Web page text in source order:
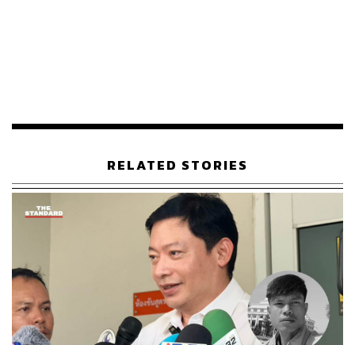
วิทยาลัยนาฏศิลปกาฬสินธุ์ผนวกด้วยวงโปงลางจำนวน 232
อนุบาลและชั้นประถมศึกษาจาก 55 โรงเรียน เล่นประจำราง
เป็น ‘ต้นกล้าโปงลาง’ ที่ร่วมบรรเลงอย่างยิ่งใหญ่อลังการ
​เป็นการนำเอาอัตลักษณ์และภูมิปัญญาท้องถิ่น โดยเฉพาะ
โปงลางที่เลอค่า มาสร้างให้เป็นมูลค่าเศรษฐกิจเชิง
สร้างสรรค์อย่างยั่งยืน และหมายมุ่งให้โปงลางเป็นสัญลักษณ์
ที่จำหลัก เป็นภูมิบ้านภูมิเมืองกาฬสินธุ์ไว้อย่างมั่นคงและ
ยั่งยืนสืบไป
​นี่เป็นงานสร้างภายใต้โครงการวิจัย เรื่อง การพัฒนาเมือง
RELATED STORIES